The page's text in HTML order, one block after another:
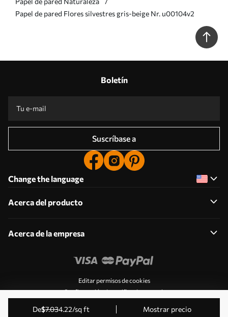
de$7.034.22/sq ft Mostrar precio
Papel de pared Flores silvestres gris-beige Nr. u00104v2
Boletín
Suscríbase a
Change the language
Acerca del producto
Acerca de la empresa
Editar permisos de cookies
Configuración de notificaciones push
© 2011-2026 Uwalls . Todos los derechos reservados.